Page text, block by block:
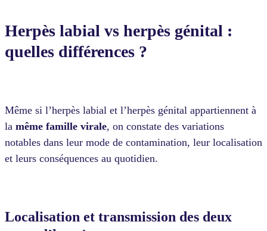
Herpès labial vs herpès génital :
quelles différences ?
Même si l’herpès labial et l’herpès génital appartiennent à
la même famille virale, on constate des variations
notables dans leur mode de contamination, leur localisation
et leurs conséquences au quotidien.
Localisation et transmission des deux